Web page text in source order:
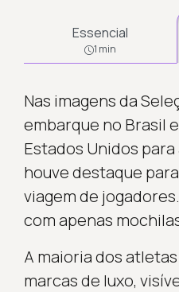
Essencial
1 min
Nas imagens da
embarque no Brasil
Estados Unidos para
houve destaque
viagem de
com apenas
A maioria dos
marcas de luxo,